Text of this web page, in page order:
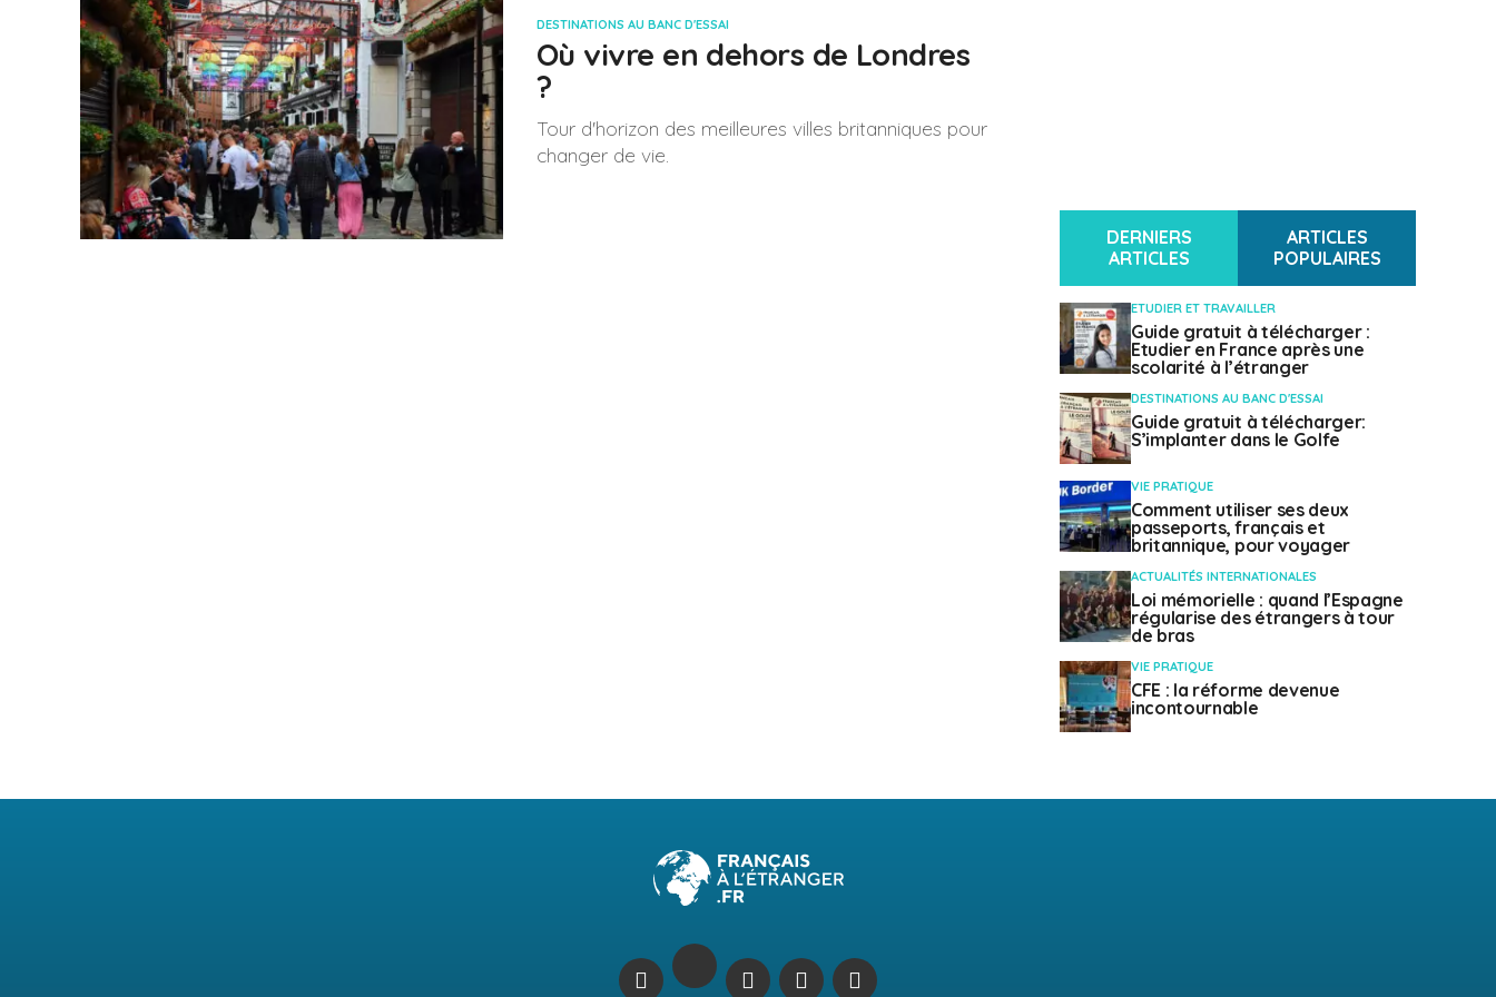
DESTINATIONS AU BANC D'ESSAI
Où vivre en dehors de Londres
?
Tour d'horizon des meilleures villes britanniques pour
changer de vie.
DERNIERS
ARTICLES
ARTICLES
POPULAIRES
ETUDIER ET TRAVAILLER
Guide gratuit à télécharger :
Etudier en France après une
scolarité à l’étranger
DESTINATIONS AU BANC D'ESSAI
Guide gratuit à télécharger:
S’implanter dans le Golfe
VIE PRATIQUE
Comment utiliser ses deux
passeports, français et
britannique, pour voyager
ACTUALITÉS INTERNATIONALES
Loi mémorielle : quand l’Espagne
régularise des étrangers à tour
de bras
VIE PRATIQUE
CFE : la réforme devenue
incontournable